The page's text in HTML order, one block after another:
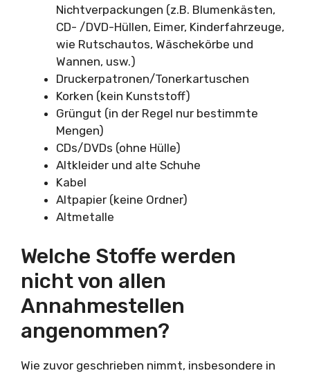
Nichtverpackungen (z.B. Blumenkästen,
CD- /DVD-Hüllen, Eimer, Kinderfahrzeuge,
wie Rutschautos, Wäschekörbe und
Wannen, usw.)
Druckerpatronen/Tonerkartuschen
Korken (kein Kunststoff)
Grüngut (in der Regel nur bestimmte
Mengen)
CDs/DVDs (ohne Hülle)
Altkleider und alte Schuhe
Kabel
Altpapier (keine Ordner)
Altmetalle
Welche Stoffe werden
nicht von allen
Annahmestellen
angenommen?
Wie zuvor geschrieben nimmt, insbesondere in